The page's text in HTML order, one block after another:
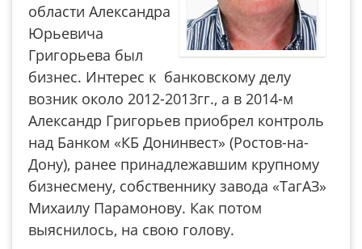
области Александра
Юрьевича
Григорьева был
бизнес. Интерес к банковскому делу
возник около 2012-2013гг., а в 2014-м
Александр Григорьев приобрел контроль
над Банком «КБ Донинвест» (Ростов-на-
Дону), ранее принадлежавшим крупному
бизнесмену, собственнику завода «ТагАЗ»
Михаилу Парамонову. Как потом
выяснилось, на свою голову.